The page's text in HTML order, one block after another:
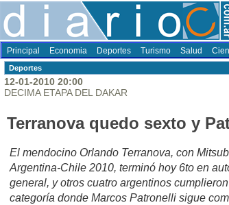
Principal Economia Deportes Turismo Salud
Deportes
12-01-2010 20:00
DECIMA ETAPA DEL DAKAR
Terranova quedo sexto y
El mendocino Orlando Terranova, con
Argentina-Chile 2010, terminó hoy 6to en
general, y otros cuatro argentinos
categoría donde Marcos Patronelli sigue